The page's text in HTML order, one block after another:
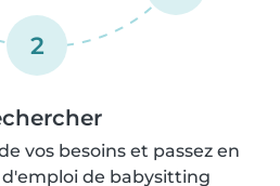
2
vos besoins et passez en
d'emploi de babysitting